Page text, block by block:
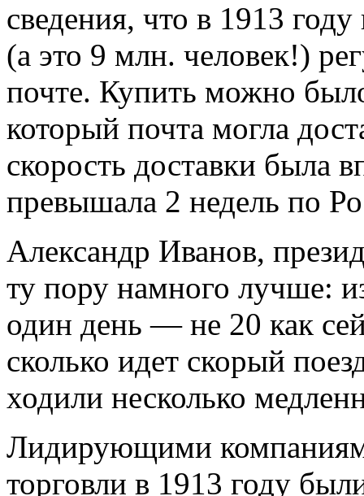
сведения, что в 1913
(а это 9 млн. человек!)
почте. Купить можно
который почта могла
скорость доставки была
превышала 2 недель по
Александр Иванов,
ту пору намного лучше:
один день — не 20 как
сколько идет скорый
ходили несколько
Лидирующими
торговли в 1913 году